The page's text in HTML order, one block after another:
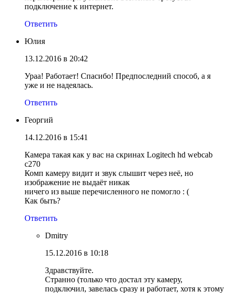
подключение к интернет.
Ответить
Юлия
13.12.2016 в 20:42
Ураа! Работает! Спасибо! Предпоследний способ, а я
уже и не надеялась.
Ответить
Георгий
14.12.2016 в 15:41
Камера такая как у вас на скринах Logitech hd webcab
c270
Комп камеру видит и звук слышит через неё, но
изображение не выдаёт никак
ничего из выше перечисленного не помогло : (
Как быть?
Ответить
Dmitry
15.12.2016 в 10:18
Здравствуйте.
Странно (только что достал эту камеру,
подключил, завелась сразу и работает, хотя к этому